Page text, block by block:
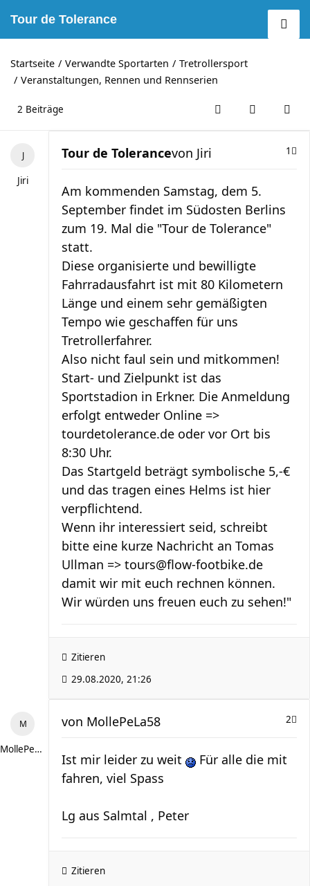
Tour de Tolerance
Startseite Verwandte Sportarten
Tretrollersport
Veranstaltungen, Rennen und Rennserien
2 Beiträge
Jiri
Tour de Tolerance 1
von Jiri
Am kommenden Samstag, dem 5.
September findet im Südosten Berlins
zum 19. Mal die "Tour de Tolerance"
statt.
Diese organisierte und bewilligte
Fahrradausfahrt ist mit 80 Kilometern
Länge und einem sehr gemäßigten
Tempo wie geschaffen für uns
Tretrollerfahrer.
Also nicht faul sein und mitkommen!
Start- und Zielpunkt ist das
Sportstadion in Erkner. Die Anmeldung
erfolgt entweder Online =>
tourdetolerance.de oder vor Ort bis
8:30 Uhr.
Das Startgeld beträgt symbolische 5,-€
und das tragen eines Helms ist hier
verpflichtend.
Wenn ihr interessiert seid, schreibt
bitte eine kurze Nachricht an Tomas
Ullman => tours@flow-footbike.de
damit wir mit euch rechnen können.
Wir würden uns freuen euch zu sehen!"
Zitieren
29.08.2020, 21:26
MollePeLa58
2
von MollePeLa58
Ist mir leider zu weit
Für alle die mit
fahren, viel Spass
Lg aus Salmtal , Peter
Zitieren